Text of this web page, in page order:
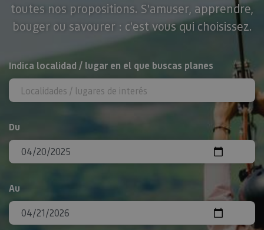
toutes nos propositions. S'amuser, apprendre,
bouger ou savourer : c'est vous qui choisissez.
Rechercher
Indica localidad / lugar en el que buscas planes
Du
Au